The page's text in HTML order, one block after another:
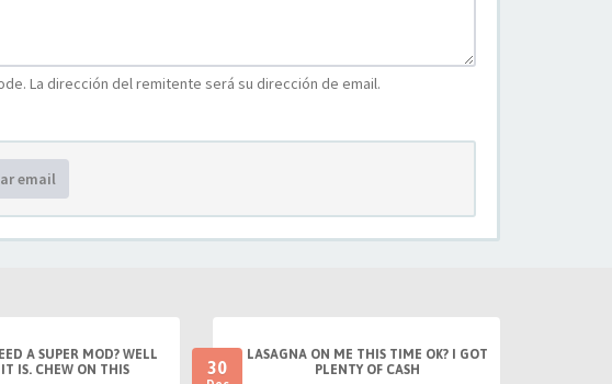
La dirección del remitente será su dirección de email.
email
A SUPER MOD? WELL
IT IS. CHEW ON THIS
30
LASAGNA ON ME THIS TIME OK? I GOT
PLENTY OF CASH